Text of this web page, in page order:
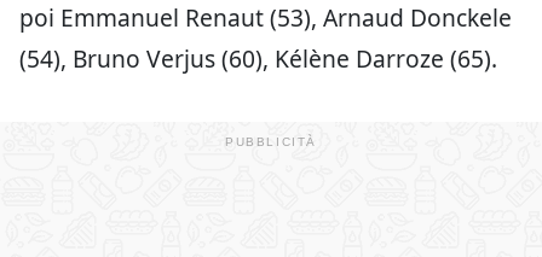
poi Emmanuel Renaut (53), Arnaud Donckele
(54), Bruno Verjus (60), Kélène Darroze (65).